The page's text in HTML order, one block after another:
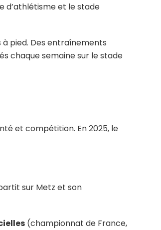
d’athlétisme et le stade
pied. Des entraînements
chaque semaine sur le stade
et compétition. En 2025, le
sur Metz et son
(championnat de France,